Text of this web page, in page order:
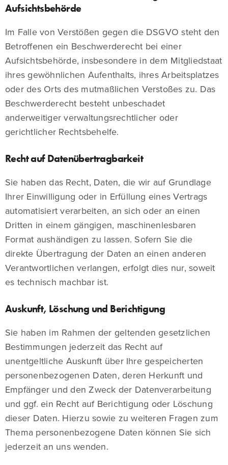
Aufsichtsbehörde
Im Falle von Verstößen gegen die DSGVO steht den
Betroffenen ein Beschwerderecht bei einer
Aufsichtsbehörde, insbesondere in dem Mitgliedstaat
ihres gewöhnlichen Aufenthalts, ihres Arbeitsplatzes
oder des Orts des mutmaßlichen Verstoßes zu. Das
Beschwerderecht besteht unbeschadet
anderweitiger verwaltungsrechtlicher oder
gerichtlicher Rechtsbehelfe.
Recht auf Datenübertragbarkeit
Sie haben das Recht, Daten, die wir auf Grundlage
Ihrer Einwilligung oder in Erfüllung eines Vertrags
automatisiert verarbeiten, an sich oder an einen
Dritten in einem gängigen, maschinenlesbaren
Format aushändigen zu lassen. Sofern Sie die
direkte Übertragung der Daten an einen anderen
Verantwortlichen verlangen, erfolgt dies nur, soweit
es technisch machbar ist.
Auskunft, Löschung und Berichtigung
Sie haben im Rahmen der geltenden gesetzlichen
Bestimmungen jederzeit das Recht auf
unentgeltliche Auskunft über Ihre gespeicherten
personenbezogenen Daten, deren Herkunft und
Empfänger und den Zweck der Datenverarbeitung
und ggf. ein Recht auf Berichtigung oder Löschung
dieser Daten. Hierzu sowie zu weiteren Fragen zum
Thema personenbezogene Daten können Sie sich
jederzeit an uns wenden.